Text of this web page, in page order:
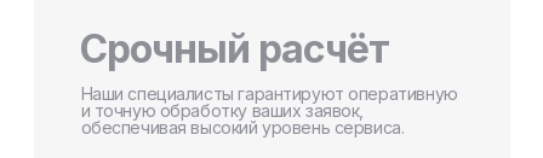
Срочный расчёт
Наши специалисты гарантируют оперативную
и точную обработку ваших заявок,
обеспечивая высокий уровень сервиса.